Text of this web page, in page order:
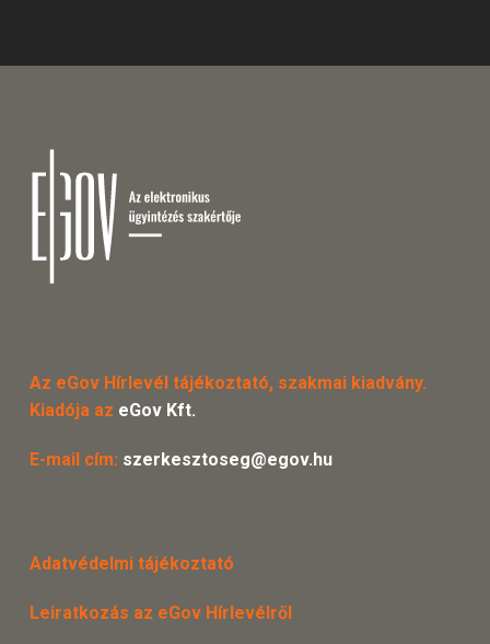
Az eGov Hírlevél tájékoztató, szakmai kiadvány.
Kiadója az eGov Kft.
E-mail cím: szerkesztoseg@egov.hu
Adatvédelmi tájékoztató
Leiratkozás az eGov Hírlevélről